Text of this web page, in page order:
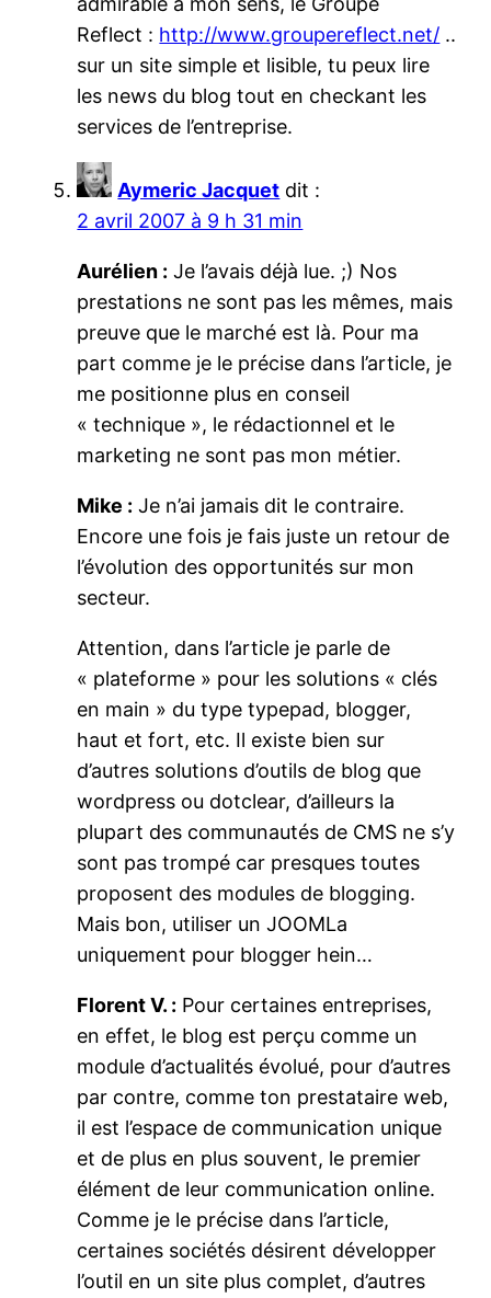
Reflect : http://www.groupereflect.net/ ..
sur un site simple et lisible, tu peux lire
les news du blog tout en checkant les
services de l’entreprise.
Aymeric Jacquet dit :
2 avril 2007 à 9 h 31 min
Aurélien : Je l’avais déjà lue. ;) Nos
prestations ne sont pas les mêmes, mais
preuve que le marché est là. Pour ma
part comme je le précise dans l’article, je
me positionne plus en conseil
« technique », le rédactionnel et le
marketing ne sont pas mon métier.
Mike : Je n’ai jamais dit le contraire.
Encore une fois je fais juste un retour de
l’évolution des opportunités sur mon
secteur.
Attention, dans l’article je parle de
« plateforme » pour les solutions « clés
en main » du type typepad, blogger,
haut et fort, etc. Il existe bien sur
d’autres solutions d’outils de blog que
wordpress ou dotclear, d’ailleurs la
plupart des communautés de CMS ne s’y
sont pas trompé car presques toutes
proposent des modules de blogging.
Mais bon, utiliser un JOOMLa
uniquement pour blogger hein…
Florent V. : Pour certaines entreprises,
en effet, le blog est perçu comme un
module d’actualités évolué, pour d’autres
par contre, comme ton prestataire web,
il est l’espace de communication unique
et de plus en plus souvent, le premier
élément de leur communication online.
Comme je le précise dans l’article,
certaines sociétés désirent développer
l’outil en un site plus complet, d’autres